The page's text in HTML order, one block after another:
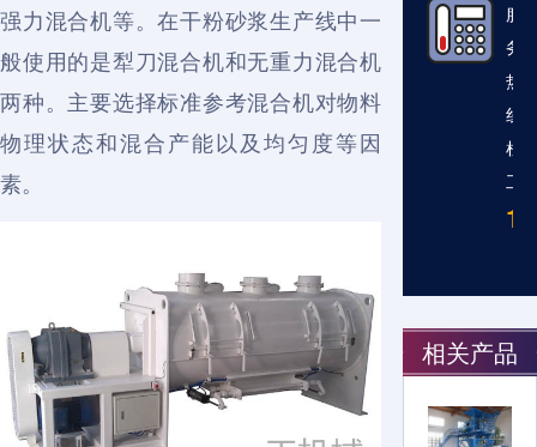
强力混合机等。在干粉砂浆生产线中一
般使用的是犁刀混合机和无重力混合机
两种。主要选择标准参考混合机对物料
物理状态和混合产能以及均匀度等因
素。
服
务
热
线
杜
工
相关产品